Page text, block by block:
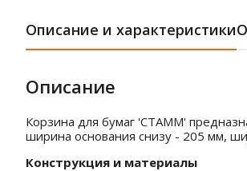
Описание и характеристики
Описание
Корзина для бумаг 'СТАММ'
ширина основания снизу - 205 мм,
Конструкция и материалы